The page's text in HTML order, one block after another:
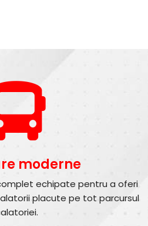
moderne
echipate pentru a oferi
placute pe tot parcursul